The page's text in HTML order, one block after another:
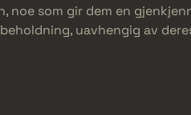
noe som gir dem en
uavhengig av